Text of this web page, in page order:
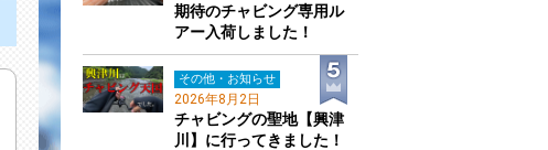
期待のチャビング専用ル
アー入荷しました！
その他・お知らせ
2026年8月2日
チャビングの聖地【興津
川】に行ってきました！